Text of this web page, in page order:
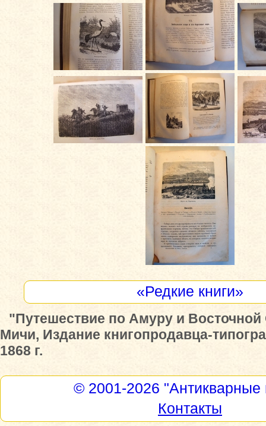
«Редкие книги»
"Путешествие по Амуру и
Мичи, Издание книгопродавца-
1868 г.
© 2001-2026 "Антикварные
Контакты